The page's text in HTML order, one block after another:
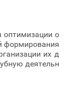
оптимизации о
формирования
их д
деятельн